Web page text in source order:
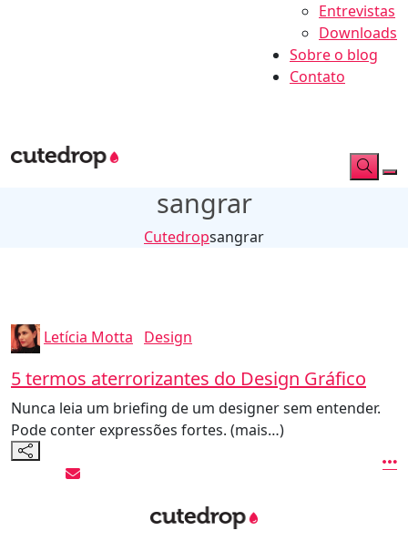
Entrevistas
Downloads
Sobre o blog
Contato
sangrar
Cutedropsangrar
Letícia Motta Design
5 termos aterrorizantes do Design Gráfico
Nunca leia um briefing de um designer sem entender.
Pode conter expressões fortes. (mais…)